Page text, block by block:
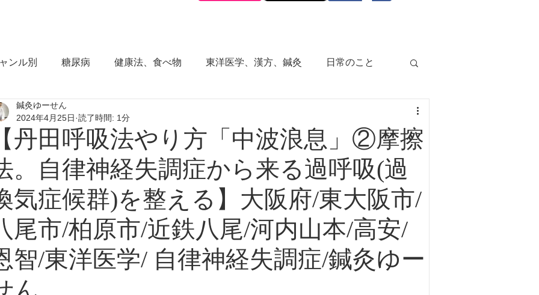
ンル別 糖尿病 健康法、食べ物 東洋医学、漢方、鍼灸 日常のこと
東洋思想
血圧の症状 頭部の症状 頭痛 夜間尿 小児の症状
睡眠障害、不眠症 花粉症(アレルギー性鼻炎） 脱毛症 顔面部の症状
耳鳴り、難聴 更年期障害 肩こり 首痛、肩痛、腕痛、手指痛
丹田呼吸法やり方「中波浪息」②摩擦
。自律神経失調症から来る過呼吸(過
気症候群)を整える】大阪府/東大阪市/
尾市/柏原市/近鉄八尾/河内山本/高安/
智/東洋医学/ 自律神経失調症/鍼灸ゆー
ん
鍼灸ゆーせん
2024年4月25日 読了時間: 1分